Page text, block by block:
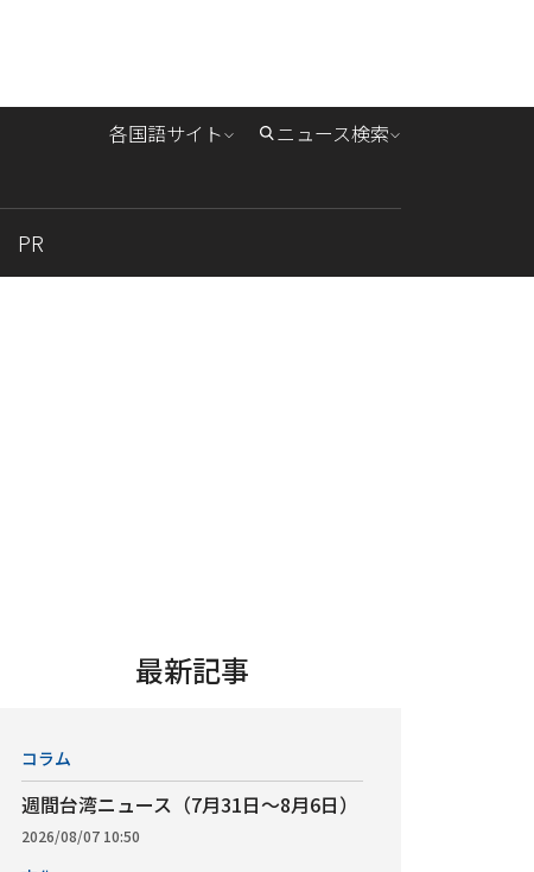
各国語サイト ニュース検索
PR
最新記事
コラム
週間台湾ニュース（7月31日～8月6日）
2026/08/07 10:50